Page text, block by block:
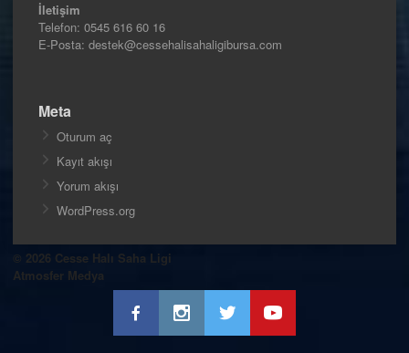
İletişim
Telefon: 0545 616 60 16
E-Posta: destek@cessehalisahaligibursa.com
Meta
Oturum aç
Kayıt akışı
Yorum akışı
WordPress.org
© 2026 Cesse Halı Saha Ligi
Atmosfer Medya